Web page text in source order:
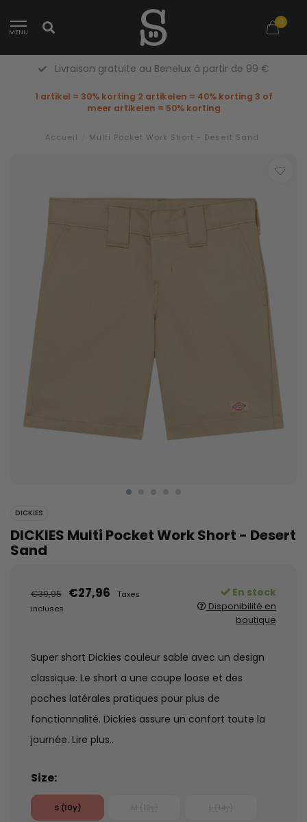
MENU
0
Livraison gratuite au Benelux à partir de 99 €
1 artikel = 30% korting 2 artikelen = 40% korting 3 of
meer artikelen = 50% korting
Accueil Multi Pocket Work Short - Desert Sand
DICKIES
DICKIES Multi Pocket Work Short - Desert
Sand
€39,95 €27,96
Taxes
incluses
En stock
Disponibilité en
boutique
Super short Dickies couleur sable avec un design
classique. Le short a une coupe loose et des
poches latérales pratiques pour plus de
fonctionnalité. Dickies assure un confort toute la
journée. Lire plus..
Size:
S (10y)